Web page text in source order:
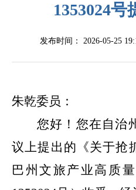
1353024号
发布时间： 2026-05-25
朱乾委员：
您好！您在自治
议上提出的 《关于
巴州文旅产业高质